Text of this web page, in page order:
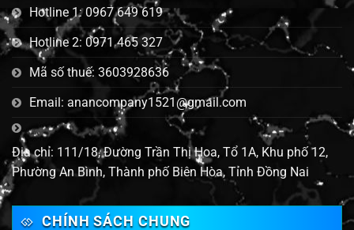
Hotline 1: 0967 649 619
Hotline 2: 0971 465 327
Mã số thuế: 3603928636
Email: anancompany1521@gmail.com
Địa chỉ: 111/18, Đường Trần Thị Hoa, Tổ 1A, Khu phố 12,
Phường An Bình, Thành phố Biên Hòa, Tỉnh Đồng Nai
CHÍNH SÁCH CHUNG